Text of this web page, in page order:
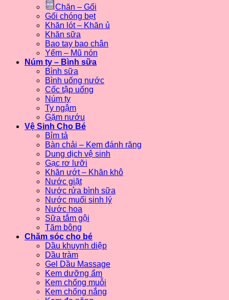
Chăn – Gối
Gối chóng bẹt
Khăn lót – Khăn ủ
Khăn sữa
Bao tay bao chân
Yếm – Mũ nón
Núm ty – Bình sữa
Bình sữa
Bình uống nước
Cốc tập uống
Núm ty
Ty ngậm
Gặm nướu
Vệ Sinh Cho Bé
Bỉm tả
Bàn chải – Kem đánh răng
Dung dịch vệ sinh
Gạc rơ lưỡi
Khăn ướt – Khăn khô
Nước giặt
Nước rửa bình sữa
Nước muối sinh lý
Nước hoa
Sữa tắm gội
Tăm bông
Chăm sóc cho bé
Dầu khuynh diệp
Dầu tràm
Gel Dầu Massage
Kem dưỡng ẩm
Kem chống muỗi
Kem chống nắng